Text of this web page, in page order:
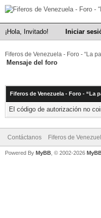
¡Hola, Invitado! Iniciar
Fiferos de Venezuela - Foro - “La
Mensaje del foro
Fiferos de Venezuela - Foro - “La
El código de autorización no
Contáctanos Fiferos de
Powered By MyBB , © 2002-2026